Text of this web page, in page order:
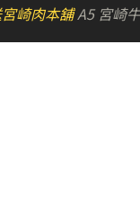
宮崎肉本舖A5 宮崎